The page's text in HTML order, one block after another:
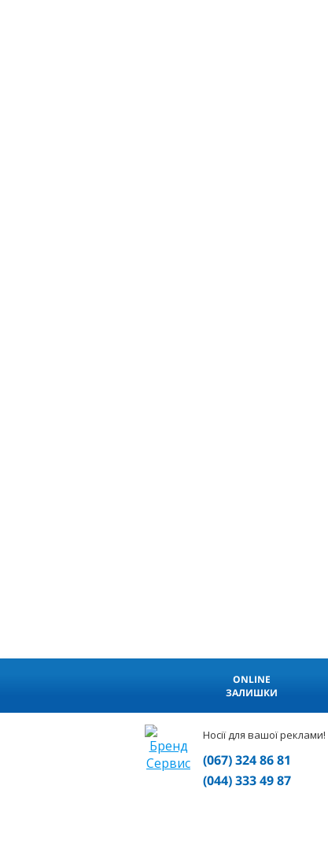
ONLINE
ЗАЛИШКИ
Носії для вашої реклами!
(067) 324 86 81
(044) 333 49 87